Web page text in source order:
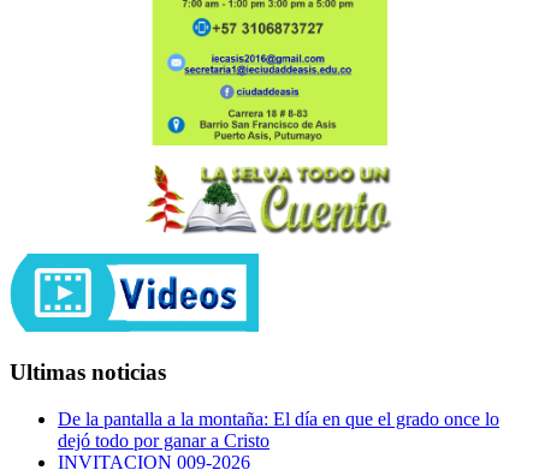
Ultimas noticias
De la pantalla a la montaña: El día en que el grado once lo
dejó todo por ganar a Cristo
INVITACION 009-2026